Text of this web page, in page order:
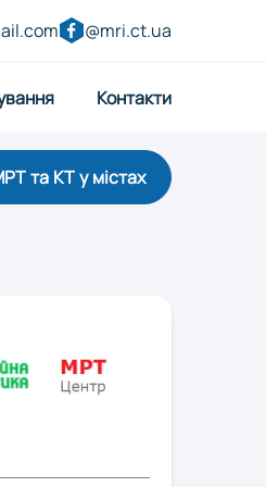
@mri.ct.ua
Контакти
та КТ у містах